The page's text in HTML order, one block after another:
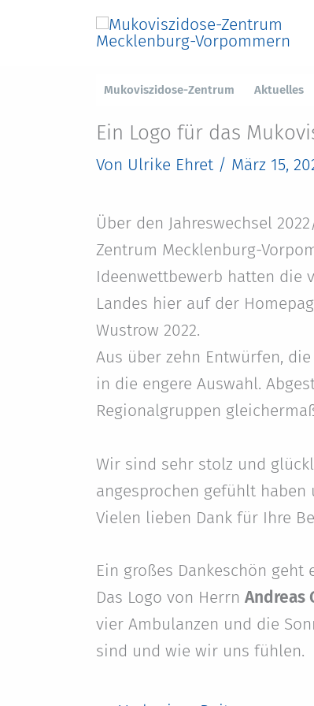
Mukoviszidose-Zentrum Aktuelles
Ein Logo für das
Von Ulrike Ehret / März 15,
Über den Jahreswechsel
Zentrum Mecklenburg-
Ideenwettbewerb hatten die
Landes hier auf der
Wustrow 2022.
Aus über zehn Entwürfen,
in die engere Auswahl.
Regionalgruppen
Wir sind sehr stolz und
angesprochen gefühlt
Vielen lieben Dank für Ihre
Ein großes Dankeschön
Das Logo von Herrn Andreas
vier Ambulanzen und die
sind und wie wir uns fühlen.